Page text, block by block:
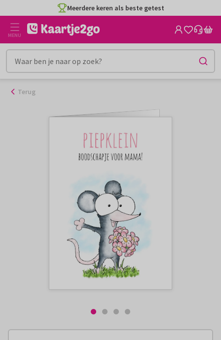
naar
inhoud
Meerdere keren als beste getest
MENU
Terug